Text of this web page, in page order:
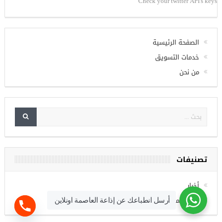
الصفحة الرئيسية
خدمات التسويق
من نحن
تصنيفات
أخبار
فرص عمل
أرسل انطباعك عن إذاعة العاصمة اونلاين